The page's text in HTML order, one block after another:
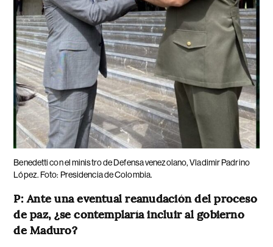
Benedetti con el ministro de Defensa venezolano, Vladimir Padrino
López. Foto: Presidencia de Colombia.
P: Ante una eventual reanudación del proceso
de paz, ¿se contemplaría incluir al gobierno
de Maduro?